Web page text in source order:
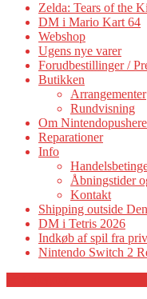
Zelda: Tears of the
DM i Mario Kart 64
Webshop
Ugens nye varer
Forudbestillinger /
Butikken
Arrangementer
Rundvisning
Om
Reparationer
Info
Åbningstider
Kontakt
Shipping outside
DM i Tetris 2026
Indkøb af spil fra
Nintendo Switch 2